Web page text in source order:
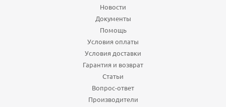
Новости
Документы
Помощь
Условия оплаты
Условия доставки
Гарантия и возврат
Статьи
Вопрос-ответ
Производители